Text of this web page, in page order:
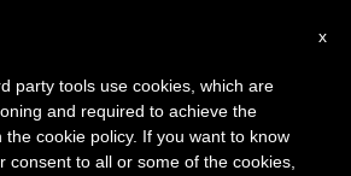
x
party tools use cookies, which are
and required to achieve the
the cookie policy. If you want to know
consent to all or some of the cookies,